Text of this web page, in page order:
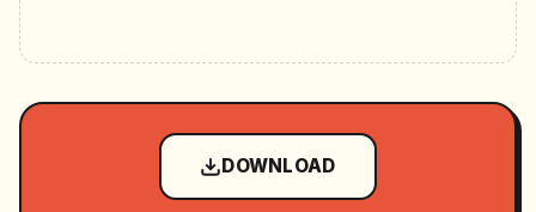
DOWNLOAD